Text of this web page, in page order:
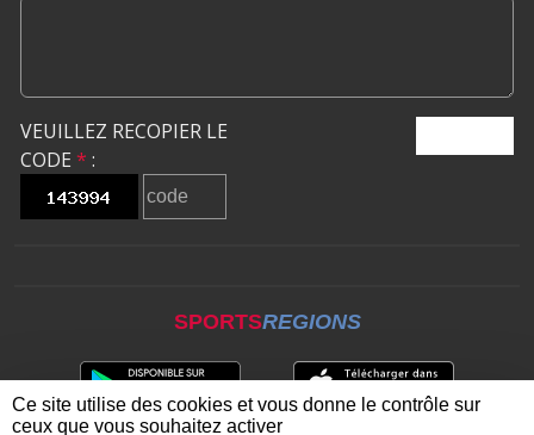
VEUILLEZ RECOPIER LE
CODE * :
SPORTSREGIONS
Ce site utilise des cookies et vous donne le contrôle sur
ceux que vous souhaitez activer